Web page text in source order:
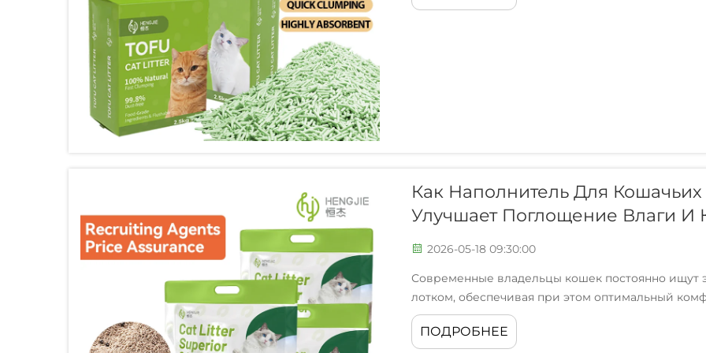
Как Наполнитель Для
Улучшает Поглощение Влаги И
2026-05-18 09:30:00
Современные владельцы кошек постоянно
лотком, обеспечивая при этом оптимальный
Революционный прорыв в технологиях ухода
сверхвпитывающих полимерных материалов...
ПОДРОБНЕЕ